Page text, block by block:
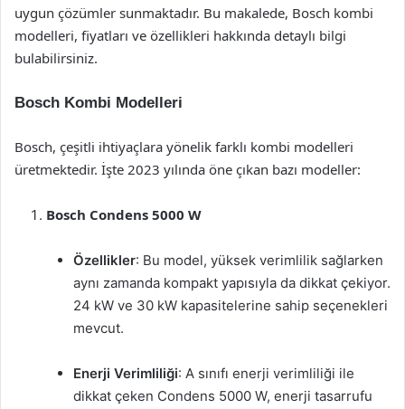
uygun çözümler sunmaktadır. Bu makalede, Bosch kombi
modelleri, fiyatları ve özellikleri hakkında detaylı bilgi
bulabilirsiniz.
Bosch Kombi Modelleri
Bosch, çeşitli ihtiyaçlara yönelik farklı kombi modelleri
üretmektedir. İşte 2023 yılında öne çıkan bazı modeller:
Bosch Condens 5000 W
Özellikler: Bu model, yüksek verimlilik sağlarken
aynı zamanda kompakt yapısıyla da dikkat çekiyor.
24 kW ve 30 kW kapasitelerine sahip seçenekleri
mevcut.
Enerji Verimliliği: A sınıfı enerji verimliliği ile
dikkat çeken Condens 5000 W, enerji tasarrufu